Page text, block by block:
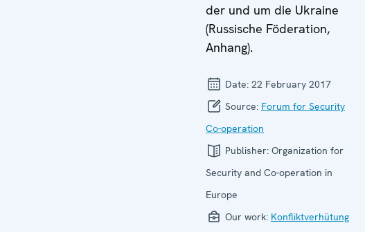
der und um die Ukraine
(Russische Föderation,
Anhang).
Date: 22 February 2017
Source: Forum for Security
Co-operation
Publisher: Organization for
Security and Co-operation in
Europe
Our work: Konfliktverhütung